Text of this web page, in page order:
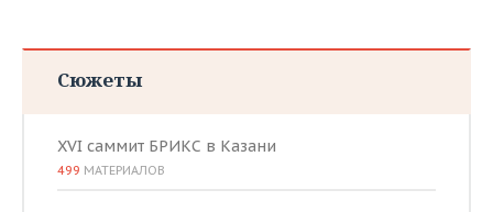
Сюжеты
XVI саммит БРИКС в Казани
499 МАТЕРИАЛОВ